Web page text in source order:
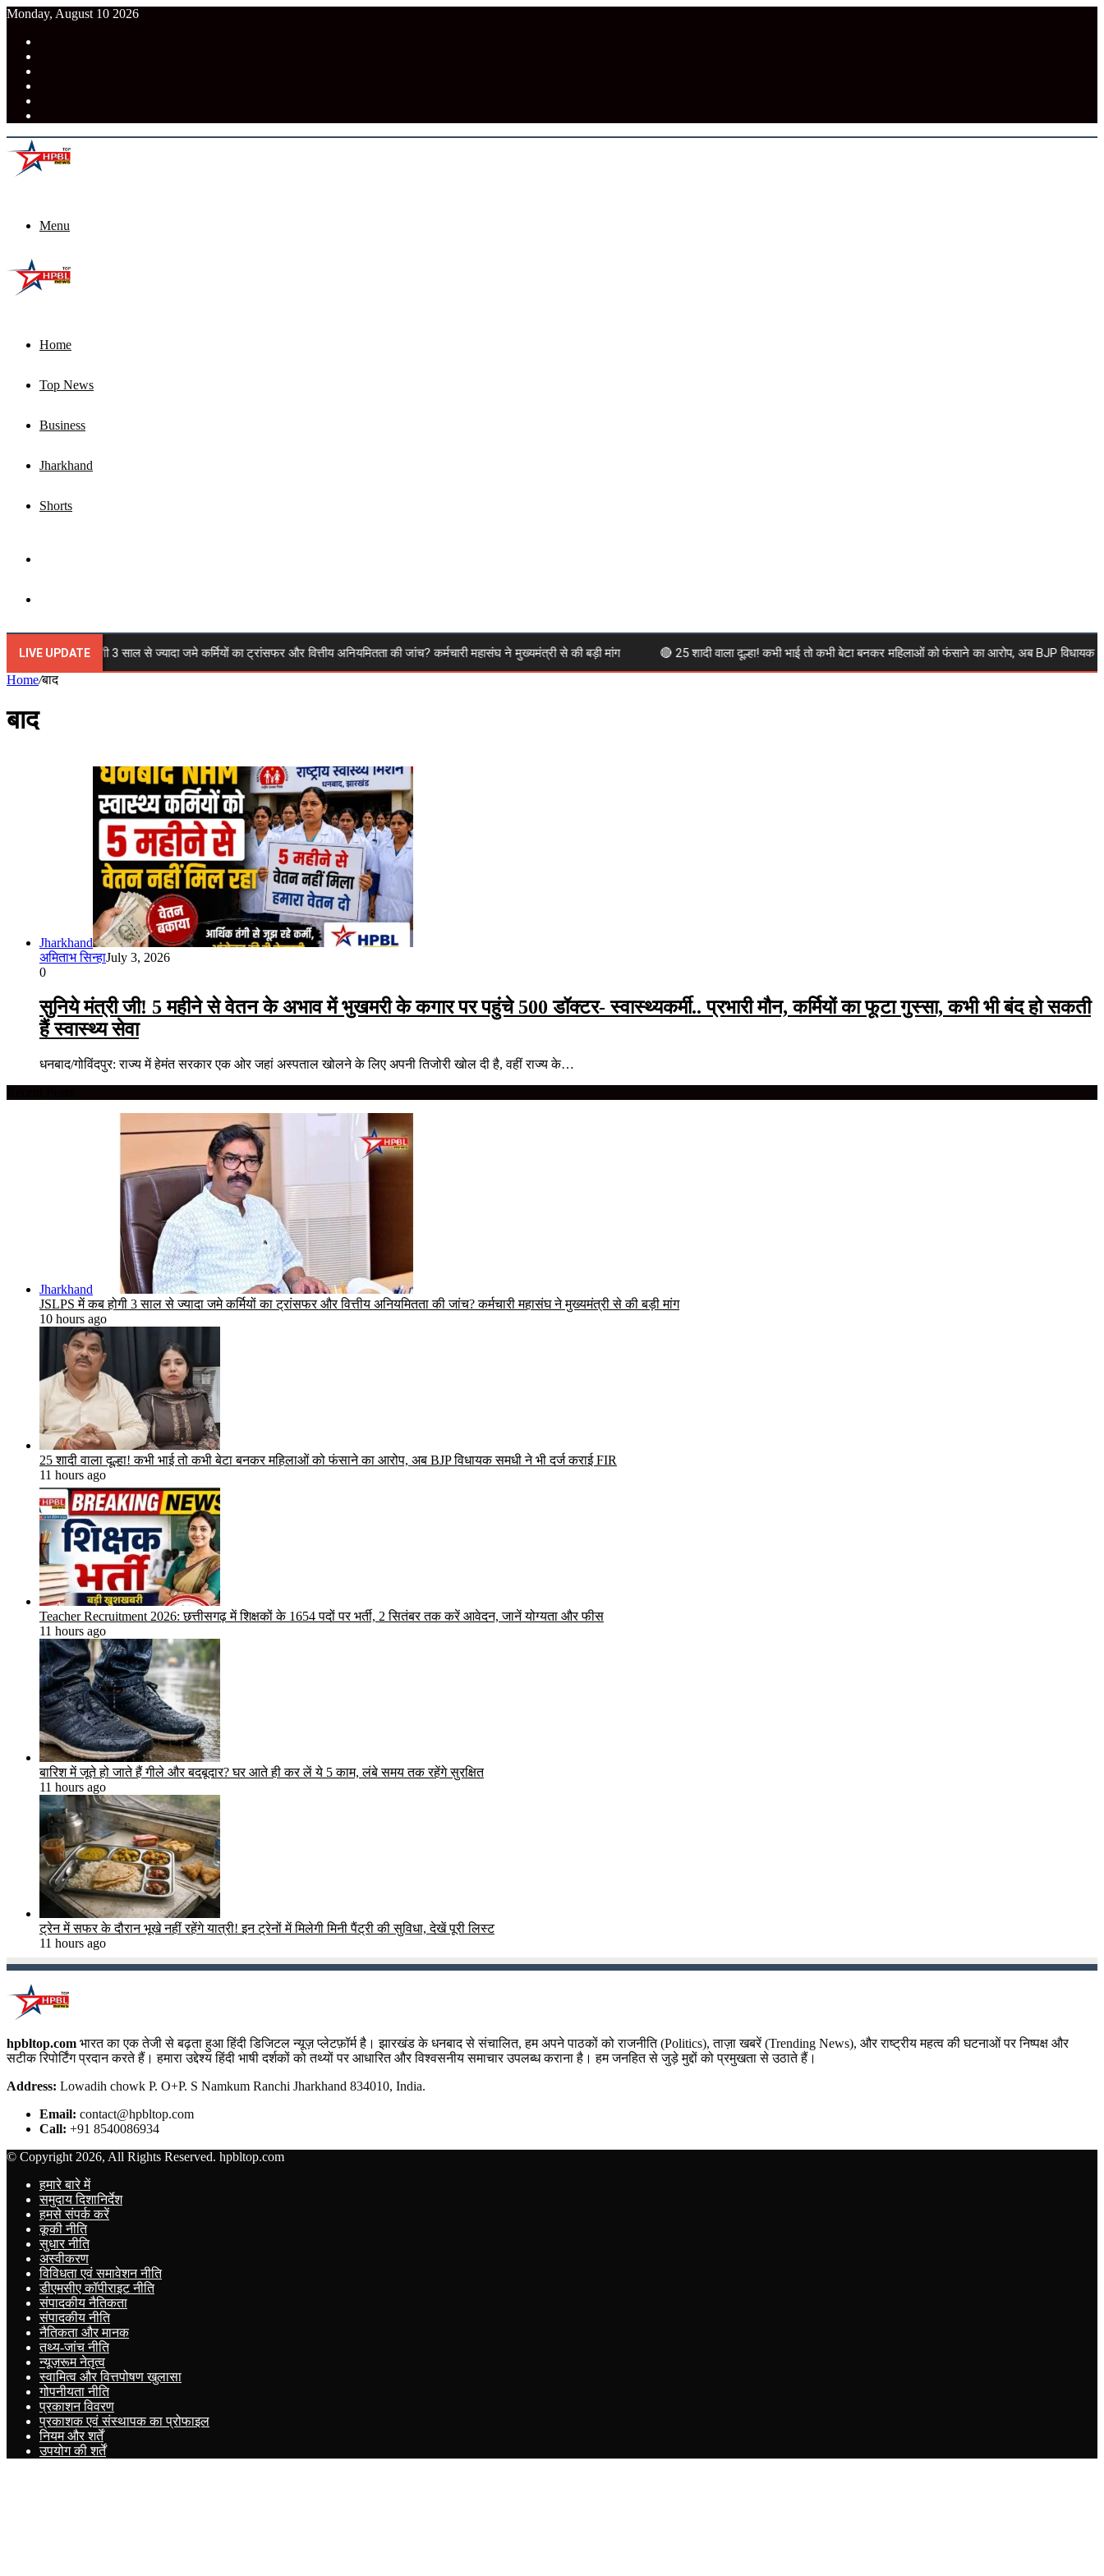
Monday, August 10 2026
Menu
Home
Top News
Business
Jharkhand
Shorts
for
LIVE UPDATE
JSLPS में कब होगी 3 साल से ज्यादा जमे कर्मियों का ट्रांसफर और वित्तीय अनियमितता की जांच? कर्मचारी महासंघ ने मुख्यमंत्री से की बड़ी मांग 🔴 25 शादी वाला दूल्हा! कभी भाई तो कभी बेटा बनकर महिलाओं को फंसाने का आरोप, अब BJP विधायक
Home/बाद
बाद
Jharkhand
अमिताभ सिन्हाJuly 3, 2026
0
सुनिये मंत्री जी! 5 महीने से वेतन के अभाव में भुखमरी के कगार पर पहुंचे 500 डॉक्टर- स्वास्थ्यकर्मी.. प्रभारी मौन, कर्मियों का फूटा गुस्सा, कभी भी बंद हो सकती
हैं स्वास्थ्य सेवा
धनबाद/गोविंदपुर: राज्य में हेमंत सरकार एक ओर जहां अस्पताल खोलने के लिए अपनी तिजोरी खोल दी है, वहीं राज्य के…
Jharkhand
JSLPS में कब होगी 3 साल से ज्यादा जमे कर्मियों का ट्रांसफर और वित्तीय अनियमितता की जांच? कर्मचारी महासंघ ने मुख्यमंत्री से की बड़ी मांग
10 hours ago
25 शादी वाला दूल्हा! कभी भाई तो कभी बेटा बनकर महिलाओं को फंसाने का आरोप, अब BJP विधायक समधी ने भी दर्ज कराई FIR
11 hours ago
Teacher Recruitment 2026: छत्तीसगढ़ में शिक्षकों के 1654 पदों पर भर्ती, 2 सितंबर तक करें आवेदन, जानें योग्यता और फीस
11 hours ago
बारिश में जूते हो जाते हैं गीले और बदबूदार? घर आते ही कर लें ये 5 काम, लंबे समय तक रहेंगे सुरक्षित
11 hours ago
ट्रेन में सफर के दौरान भूखे नहीं रहेंगे यात्री! इन ट्रेनों में मिलेगी मिनी पैंट्री की सुविधा, देखें पूरी लिस्ट
11 hours ago
hpbltop.com भारत का एक तेजी से बढ़ता हुआ हिंदी डिजिटल न्यूज़ प्लेटफ़ॉर्म है। झारखंड के धनबाद से संचालित, हम अपने पाठकों को राजनीति (Politics), ताज़ा खबरें (Trending News), और राष्ट्रीय महत्व की घटनाओं पर निष्पक्ष और
सटीक रिपोर्टिंग प्रदान करते हैं। हमारा उद्देश्य हिंदी भाषी दर्शकों को तथ्यों पर आधारित और विश्वसनीय समाचार उपलब्ध कराना है। हम जनहित से जुड़े मुद्दों को प्रमुखता से उठाते हैं।
Address: Lowadih chowk P. O+P. S Namkum Ranchi Jharkhand 834010, India.
Email: contact@hpbltop.com
Call: +91 8540086934
© Copyright 2026, All Rights Reserved. hpbltop.com
हमारे बारे में
समुदाय दिशानिर्देश
हमसे संपर्क करें
कूकी नीति
सुधार नीति
अस्वीकरण
विविधता एवं समावेशन नीति
डीएमसीए कॉपीराइट नीति
संपादकीय नैतिकता
संपादकीय नीति
नैतिकता और मानक
तथ्य-जांच नीति
न्यूज़रूम नेतृत्व
स्वामित्व और वित्तपोषण खुलासा
गोपनीयता नीति
प्रकाशन विवरण
प्रकाशक एवं संस्थापक का प्रोफाइल
नियम और शर्तें
उपयोग की शर्तें